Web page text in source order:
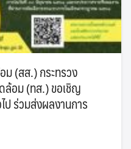
(สส.) กระทรวง
ล้อม (ทส.) ขอเชิญ
ป ร่วมส่งผลงานการ